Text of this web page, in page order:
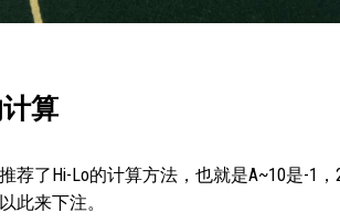
算
了Hi-Lo的计算方法，也就是A~10是-1
此来下注。